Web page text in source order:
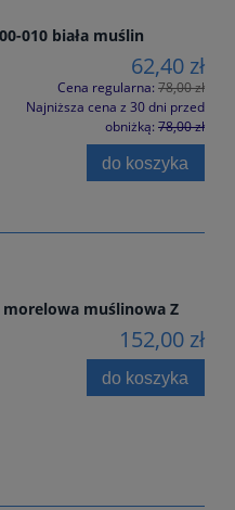
010 biała muślin
62,40 zł
Cena regularna: 78,00 zł
Najniższa cena z 30 dni przed
obniżką: 78,00 zł
do koszyka
morelowa muślinowa Z
152,00 zł
do koszyka